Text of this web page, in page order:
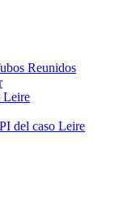
Reunidos
Leire
del caso Leire